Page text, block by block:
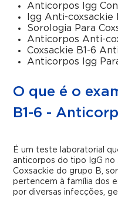
Anticorpos Igg
Igg Anti-coxsackie
Sorologia Para
Anticorpos Anti-
Coxsackie B1-6
Anticorpos Igg
O que é o
B1-6 -
É um teste laboratorial
anticorpos do tipo IgG no
Coxsackie do grupo B,
pertencem à família dos
por diversas infecções,